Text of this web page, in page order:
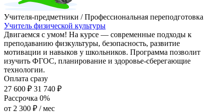
Учителя-предметники / Профессиональная переподготовка
Учитель физической культуры
Двигаемся с умом! На курсе — современные подходы к
преподаванию физкультуры, безопасность, развитие
мотивации и навыков у школьников. Программа позволит
изучить ФГОС, планирование и здоровье-сберегающие
технологии.
Оплата сразу
27 600 ₽ 31 740 ₽
Рассрочка 0%
от 2 300 ₽ / мес